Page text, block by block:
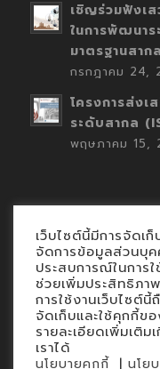
เชิญร่วมฟังเส
ในการพัฒนา
มาตรฐานสา
กรกฎาคม 24,
โครงการส่งเ
ระดับสากล
พฤษภาคม 15,
Contact
นโยบายคุกกี้
นโยบายข้อมูลส่วน
เว็บไซต์นี้มีการจัดเ
จัดการข้อมูลส่วนบุค
ประสบการณ์ในการ
ช่วยเพิ่มประสิทธิภา
การใช้งานเว็บไซต์นี้
จัดเก็บและใช้คุกกี้ข
รายละเอียดเพิ่มเติ
เราได้
นโยบายคุกกี้ | นโย